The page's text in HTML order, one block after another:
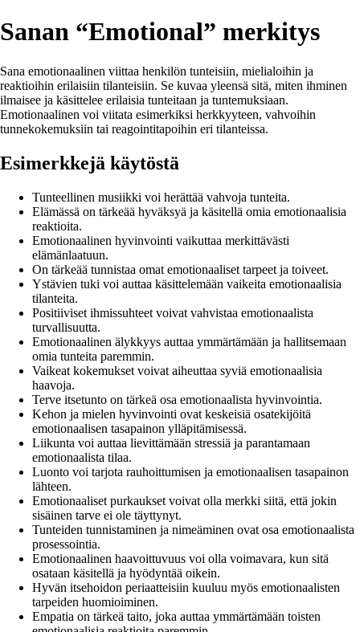
Sanan “Emotional” merkitys
Sana emotionaalinen viittaa henkilön tunteisiin, mielialoihin ja
reaktioihin erilaisiin tilanteisiin. Se kuvaa yleensä sitä, miten ihminen
ilmaisee ja käsittelee erilaisia tunteitaan ja tuntemuksiaan.
Emotionaalinen voi viitata esimerkiksi herkkyyteen, vahvoihin
tunnekokemuksiin tai reagointitapoihin eri tilanteissa.
Esimerkkejä käytöstä
Tunteellinen musiikki voi herättää vahvoja tunteita.
Elämässä on tärkeää hyväksyä ja käsitellä omia emotionaalisia
reaktioita.
Emotionaalinen hyvinvointi vaikuttaa merkittävästi
elämänlaatuun.
On tärkeää tunnistaa omat emotionaaliset tarpeet ja toiveet.
Ystävien tuki voi auttaa käsittelemään vaikeita emotionaalisia
tilanteita.
Positiiviset ihmissuhteet voivat vahvistaa emotionaalista
turvallisuutta.
Emotionaalinen älykkyys auttaa ymmärtämään ja hallitsemaan
omia tunteita paremmin.
Vaikeat kokemukset voivat aiheuttaa syviä emotionaalisia
haavoja.
Terve itsetunto on tärkeä osa emotionaalista hyvinvointia.
Kehon ja mielen hyvinvointi ovat keskeisiä osatekijöitä
emotionaalisen tasapainon ylläpitämisessä.
Liikunta voi auttaa lievittämään stressiä ja parantamaan
emotionaalista tilaa.
Luonto voi tarjota rauhoittumisen ja emotionaalisen tasapainon
lähteen.
Emotionaaliset purkaukset voivat olla merkki siitä, että jokin
sisäinen tarve ei ole täyttynyt.
Tunteiden tunnistaminen ja nimeäminen ovat osa emotionaalista
prosessointia.
Emotionaalinen haavoittuvuus voi olla voimavara, kun sitä
osataan käsitellä ja hyödyntää oikein.
Hyvän itsehoidon periaatteisiin kuuluu myös emotionaalisten
tarpeiden huomioiminen.
Empatia on tärkeä taito, joka auttaa ymmärtämään toisten